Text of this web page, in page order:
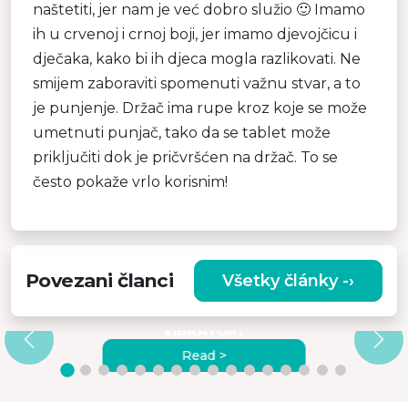
naštetiti, jer nam je već dobro služio 🙂 Imamo
ih u crvenoj i crnoj boji, jer imamo djevojčicu i
dječaka, kako bi ih djeca mogla razlikovati. Ne
smijem zaboraviti spomenuti važnu stvar, a to
je punjenje. Držač ima rupe kroz koje se može
umetnuti punjač, tako da se tablet može
priključiti dok je pričvršćen na držač. To se
često pokaže vrlo korisnim!
Povezani članci Všetky články -›
ZAŠTO ODABRATI
VISOKOKVALITETNI MASAŽNI
VIBRATOR?
Read >